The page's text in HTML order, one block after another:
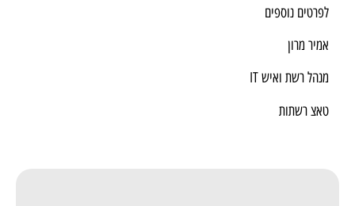
לפרטים נוספים
אמיר מרון
מנהל רשת ואיש IT
טאצ רשתות